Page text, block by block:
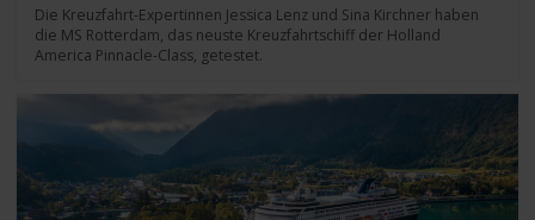
Die Kreuzfahrt-Expertinnen Jessica Lenz und Sina Kirchner haben
die MS Rotterdam, das neuste Kreuzfahrtschiff der Holland
America Pinnacle-Class, getestet.